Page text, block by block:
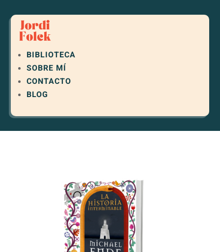
BIBLIOTECA
SOBRE MÍ
CONTACTO
BLOG